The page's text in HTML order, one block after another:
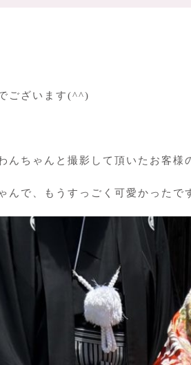
ございます(^^)
んちゃんと撮影して頂いたお客様
んで、もうすっごく可愛かったで